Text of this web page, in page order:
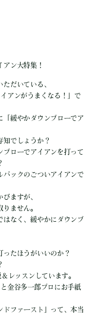
ン大特集！
だいている、
アンがうまくなる！」で
「緩やかダウンブローでア
知でしょうか？
ブローでアイアンを打って
バックのごついアイアンで
ますが、
ません。
はなく、緩やかにダウンブ
ったほうがいいのか？
レッスンしています。
金谷多一郎プロにお手紙
ドファースト」って、本当